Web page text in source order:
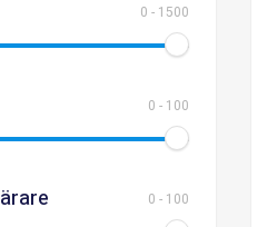
0 - 1500
0 - 100
0 - 100